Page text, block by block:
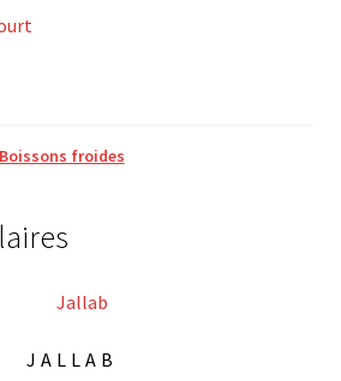
Boissons froides
JALLAB